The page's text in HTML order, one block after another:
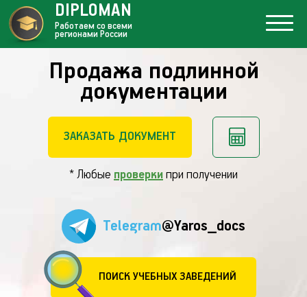
Продажа подлинной
документации
ЗАКАЗАТЬ ДОКУМЕНТ
* Любые проверки при получении
Telegram@Yaros_docs
ПОИСК УЧЕБНЫХ ЗАВЕДЕНИЙ
DIPLOMAN
Работаем со всеми
регионами России